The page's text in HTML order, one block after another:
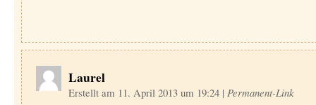
Laurel
Erstellt am 11. April 2013 um 19:24 | Permanent-Link